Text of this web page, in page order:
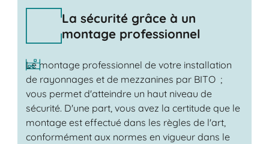
La sécurité grâce à un
montage professionnel
Le montage professionnel de votre installation
de rayonnages et de mezzanines par BITO ;
vous permet d'atteindre un haut niveau de
sécurité. D'une part, vous avez la certitude que le
montage est effectué dans les règles de l'art,
conformément aux normes en vigueur dans le